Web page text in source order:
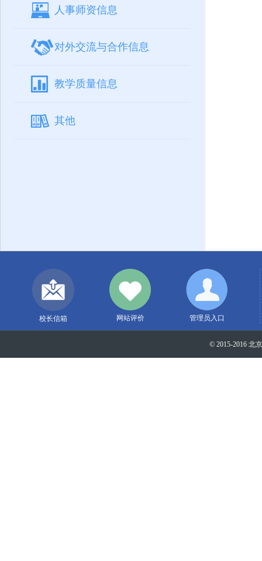
人事师资信息
对外交流与合作信息
教学质量信息
其他
校长信箱 网站评价 管理员入口
© 2015-2016